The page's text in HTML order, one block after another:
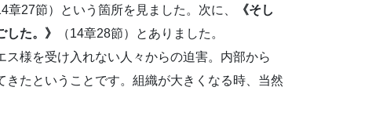
章27節）という箇所を見ました。次に、
《そし
た。》
（14章28節）とありました。
様を受け入れない人々からの迫害。内部から
たということです。組織が大きくなる時、当然